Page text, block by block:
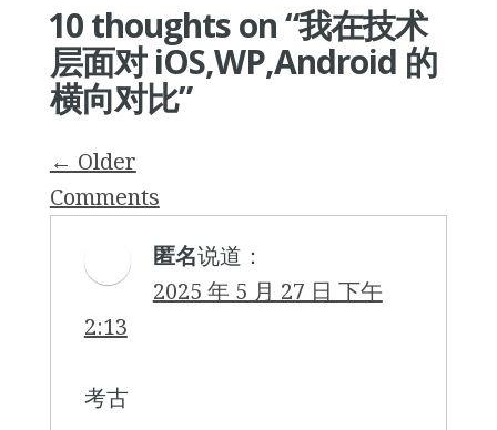
10 thoughts on “我在技术
层面对 iOS,WP,Android 的
横向对比”
Comment
navigation
← Older
Comments
匿名说道：
2025 年 5 月 27 日 下午
2:13
考古